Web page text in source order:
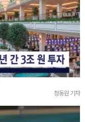
정동원 기자